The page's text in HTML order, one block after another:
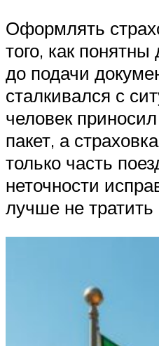
Оформлять
того, как
до подачи
сталкивался с
человек
пакет, а
только часть
неточности
лучше не